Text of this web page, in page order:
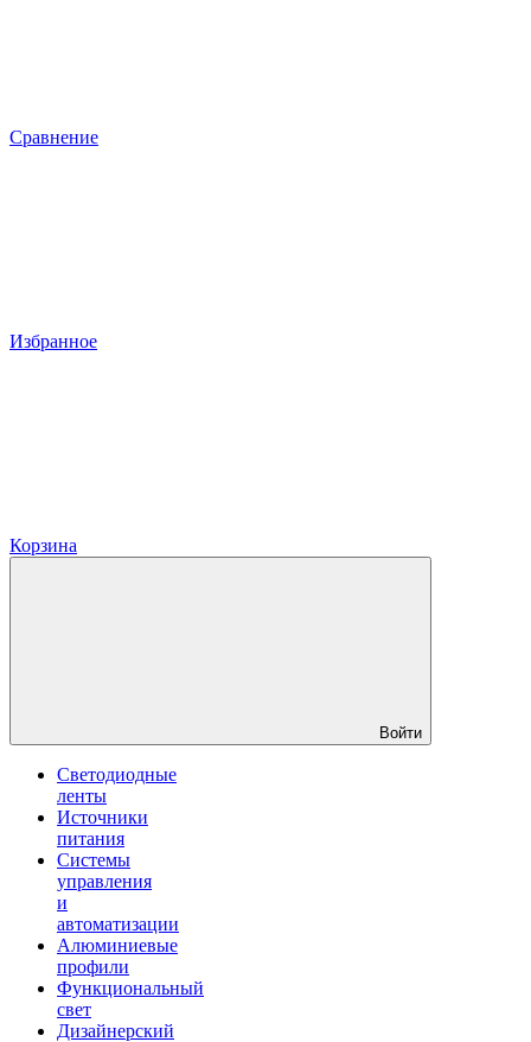
Сравнение
Избранное
Корзина
Войти
Светодиодные
ленты
Источники
питания
Системы
управления
и
автоматизации
Алюминиевые
профили
Функциональный
свет
Дизайнерский